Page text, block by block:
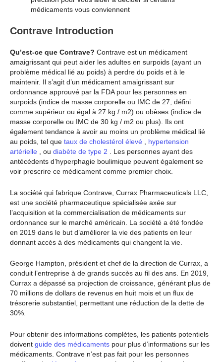
médicaments vous conviennent
Contrave Introduction
Qu’est-ce que Contrave? Contrave est un médicament
amaigrissant qui peut aider les adultes en surpoids (ayant un
problème médical lié au poids) à perdre du poids et à le
maintenir. Il s’agit d’un médicament amaigrissant sur
ordonnance approuvé par la FDA pour les personnes en
surpoids (indice de masse corporelle ou IMC de 27, défini
comme supérieur ou égal à 27 kg / m2) ou obèses (indice de
masse corporelle ou IMC de 30 kg / m2 ou plus). Ils ont
également tendance à avoir au moins un problème médical lié
au poids, tel que taux de cholestérol élevé , hypertension
artérielle , ou diabète de type 2 . Les personnes ayant des
antécédents d’hyperphagie boulimique peuvent également se
voir prescrire ce médicament comme premier choix.
La société qui fabrique Contrave, Currax Pharmaceuticals LLC,
est une société pharmaceutique spécialisée axée sur
l’acquisition et la commercialisation de médicaments sur
ordonnance sur le marché américain. La société a été fondée
en 2019 dans le but d’améliorer la vie des patients en leur
donnant accès à des médicaments qui changent la vie.
George Hampton, président et chef de la direction de Currax, a
conduit l’entreprise à de grands succès au fil des ans. En 2019,
Currax a dépassé sa projection de croissance, générant plus de
70 millions de dollars de revenus en huit mois et un flux de
trésorerie substantiel, permettant une réduction de la dette de
30%.
Pour obtenir des informations complètes, les patients potentiels
doivent guide des médicaments pour plus d’informations sur les
médicaments. Contrave n’est pas fait pour les personnes